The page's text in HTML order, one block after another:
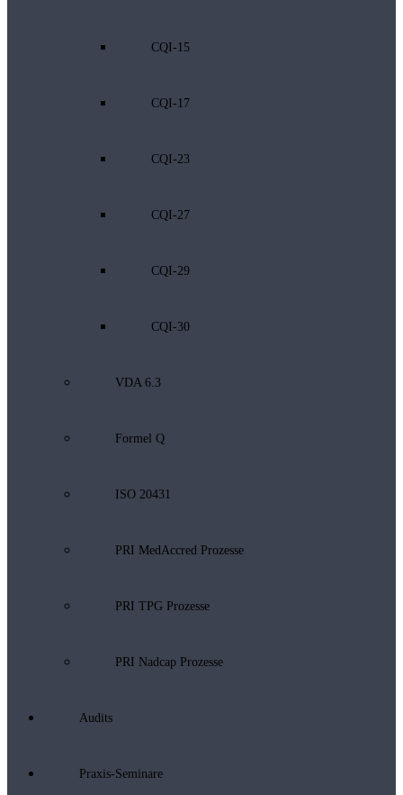
CQI-15
CQI-17
CQI-23
CQI-27
CQI-29
CQI-30
VDA 6.3
Formel Q
ISO 20431
PRI MedAccred Prozesse
PRI TPG Prozesse
PRI Nadcap Prozesse
Audits
Praxis-Seminare